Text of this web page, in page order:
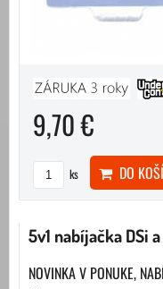
9,70 €
ks DO
5v1 nabíjačka DSi
NOVINKA V PONUKE,